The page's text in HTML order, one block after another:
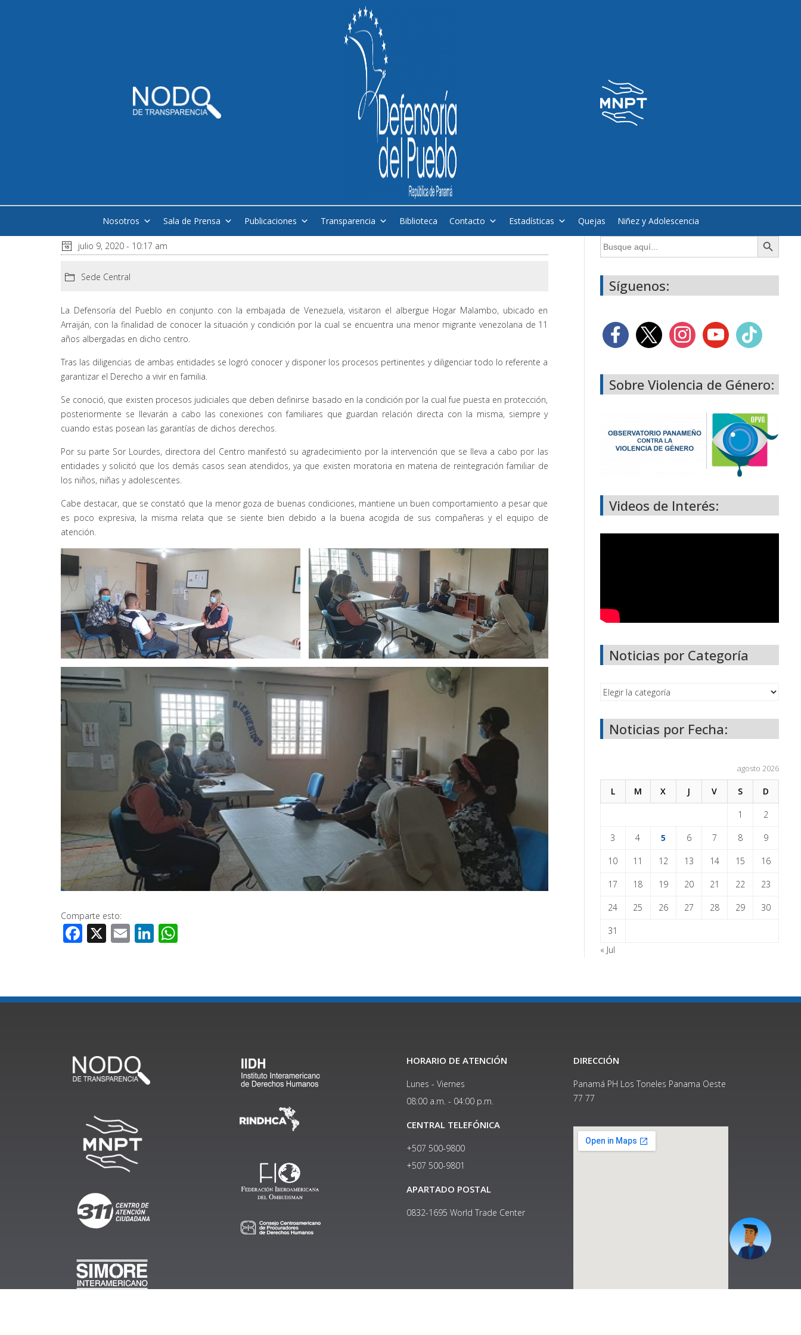
Nosotros Sala de Prensa Publicaciones Transparencia Biblioteca Contacto Estadísticas Quejas Niñez y Adolescencia
julio 9, 2020 - 10:17 am
Sede Central
La Defensoría del Pueblo en conjunto con la embajada de Venezuela, visitaron el albergue Hogar Malambo, ubicado en
Arraiján, con la finalidad de conocer la situación y condición por la cual se encuentra una menor migrante venezolana de 11
años albergadas en dicho centro.
Tras las diligencias de ambas entidades se logró conocer y disponer los procesos pertinentes y diligenciar todo lo referente a
garantizar el Derecho a vivir en familia.
Se conoció, que existen procesos judiciales que deben definirse basado en la condición por la cual fue puesta en protección,
posteriormente se llevarán a cabo las conexiones con familiares que guardan relación directa con la misma, siempre y
cuando estas posean las garantías de dichos derechos.
Por su parte Sor Lourdes, directora del Centro manifestó su agradecimiento por la intervención que se lleva a cabo por las
entidades y solicitó que los demás casos sean atendidos, ya que existen moratoria en materia de reintegración familiar de
los niños, niñas y adolescentes.
Cabe destacar, que se constató que la menor goza de buenas condiciones, mantiene un buen comportamiento a pesar que
es poco expresiva, la misma relata que se siente bien debido a la buena acogida de sus compañeras y el equipo de
atención.
Comparte esto:
Facebook
X EmailLinkedIn
Buscar: Botón de búsqueda
Síguenos:
Sobre Violencia de Género:
Videos de Interés:
Noticias por Categoría
Noticias por Fecha:
agosto 2026
L M X J V S D
1 2
3 4 5 6 7 8 9
10 11 12 13 14 15 16
17 18 19 20 21 22 23
24 25 26 27 28 29 30
31
« Jul
HORARIO DE ATENCIÓN
Lunes - Viernes
08:00 a.m. - 04:00 p.m.
CENTRAL TELEFÓNICA
+507 500-9800
+507 500-9801​
APARTADO POSTAL
0832-1695 World Trade Center
DIRECCIÓN
Panamá PH Los Toneles Panama Oeste
77 77